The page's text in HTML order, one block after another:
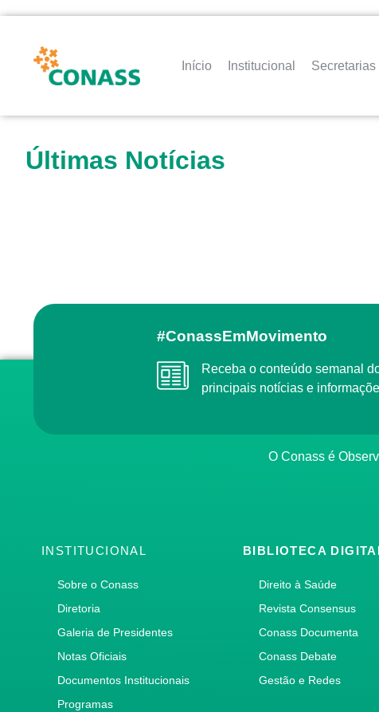
Início Institucional
Últimas Notícias
#ConassEmMovimento
Receba o conteúdo semanal
principais notícias e
O Conass é
INSTITUCIONAL
Sobre o Conass
Diretoria
Galeria de Presidentes
Notas Oficiais
Documentos Institucionais
Programas
BIBLIOTECA
Direito à Saúde
Revista Consensus
Conass Documenta
Conass Debate
Gestão e Redes